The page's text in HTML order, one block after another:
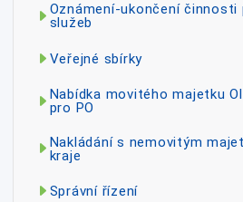
Oznámení-ukončení činnosti
služeb
Veřejné sbírky
Nabídka movitého majetku
pro PO
Nakládání s nemovitým
kraje
Správní řízení